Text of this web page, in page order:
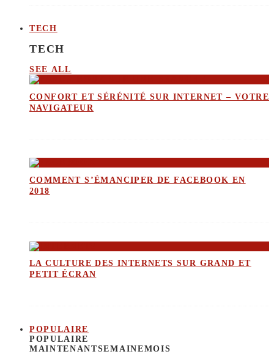
TECH
TECH
SEE ALL
CONFORT ET SÉRÉNITÉ SUR INTERNET – VOTRE
NAVIGATEUR
COMMENT S’ÉMANCIPER DE FACEBOOK EN
2018
LA CULTURE DES INTERNETS SUR GRAND ET
PETIT ÉCRAN
POPULAIRE
POPULAIRE
MAINTENANTSEMAINEMOIS